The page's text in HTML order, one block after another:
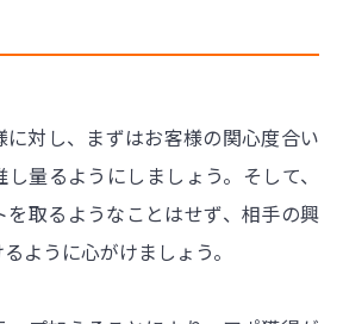
対し、まずはお客様の関心度合い
量るようにしましょう。そして、
を取るようなことはせず、相手の興
ように心がけましょう。